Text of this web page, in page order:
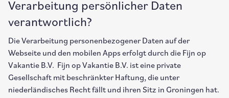
Verarbeitung persönlicher Daten
verantwortlich?
Die Verarbeitung personenbezogener Daten auf der
Webseite und den mobilen Apps erfolgt durch die Fijn op
Vakantie B.V. Fijn op Vakantie B.V. ist eine private
Gesellschaft mit beschränkter Haftung, die unter
niederländisches Recht fällt und ihren Sitz in Groningen hat.